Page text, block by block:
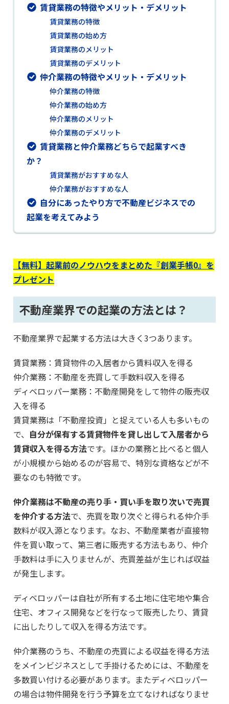
賃貸業務の特徴やメリット・デメリット
賃貸業務の特徴
賃貸業務の始め方
賃貸業務のメリット
賃貸業務のデメリット
仲介業務の特徴やメリット・デメリット
仲介業務の特徴
仲介業務の始め方
仲介業務のメリット
仲介業務のデメリット
賃貸業務と仲介業務どちらで起業すべき
か？
賃貸業務がおすすめな人
仲介業務がおすすめな人
自分にあったやり方で不動産ビジネスでの
起業を考えてみよう
【無料】起業前のノウハウをまとめた『創業手帳0』を
プレゼント
不動産業界での起業の方法とは？
不動産業界で起業する方法は大きく3つあります。
賃貸業務：賃貸物件の入居者から賃料収入を得る
仲介業務：不動産を売買して手数料収入を得る
ディベロッパー業務：不動産開発をして物件の販売収
入を得る
賃貸業務は「不動産投資」と捉えている人も多いもの
で、 自分が保有する賃貸物件を貸し出して入居者から
賃貸収入を得る方法です。ほかの業務と比べると個人
が小規模から始めるのが容易で、特別な資格などが不
要なのも特徴です。
仲介業務は不動産の売り手・買い手を取り次いで売買
を仲介する方法で、売買を取り次ぐと得られる仲介手
数料が収入源となります。なお、不動産業者が直接物
件を買い取って、第三者に販売する方法もあり、仲介
手数料は手に入りませんが、売買差益が生じれば収益
が発生します。
ディベロッパーは自社が所有する土地に住宅地や集合
住宅、オフィス開発などを行なって販売したり、賃貸
に出したりして収入を得る方法です。
仲介業務のうち、不動産の売買による収益を得る方法
をメインビジネスとして手掛けるためには、不動産を
多数買い付ける必要があります。またディベロッパー
の場合は物件開発を行う予算を立てなければなりませ